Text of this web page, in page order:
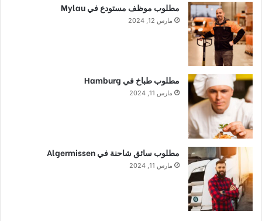
مطلوب موظف مستودع في Mylau
مارس 12, 2024
مطلوب طباخ في Hamburg
مارس 11, 2024
مطلوب سائق شاحنة في Algermissen
مارس 11, 2024